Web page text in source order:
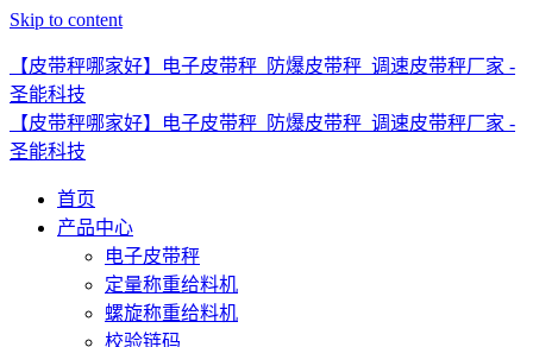
Skip to content
【皮带秤哪家好】电子皮带秤_防爆皮带秤_调速皮带秤厂家 -
圣能科技
【皮带秤哪家好】电子皮带秤_防爆皮带秤_调速皮带秤厂家 -
圣能科技
首页
产品中心
电子皮带秤
定量称重给料机
螺旋称重给料机
校验链码